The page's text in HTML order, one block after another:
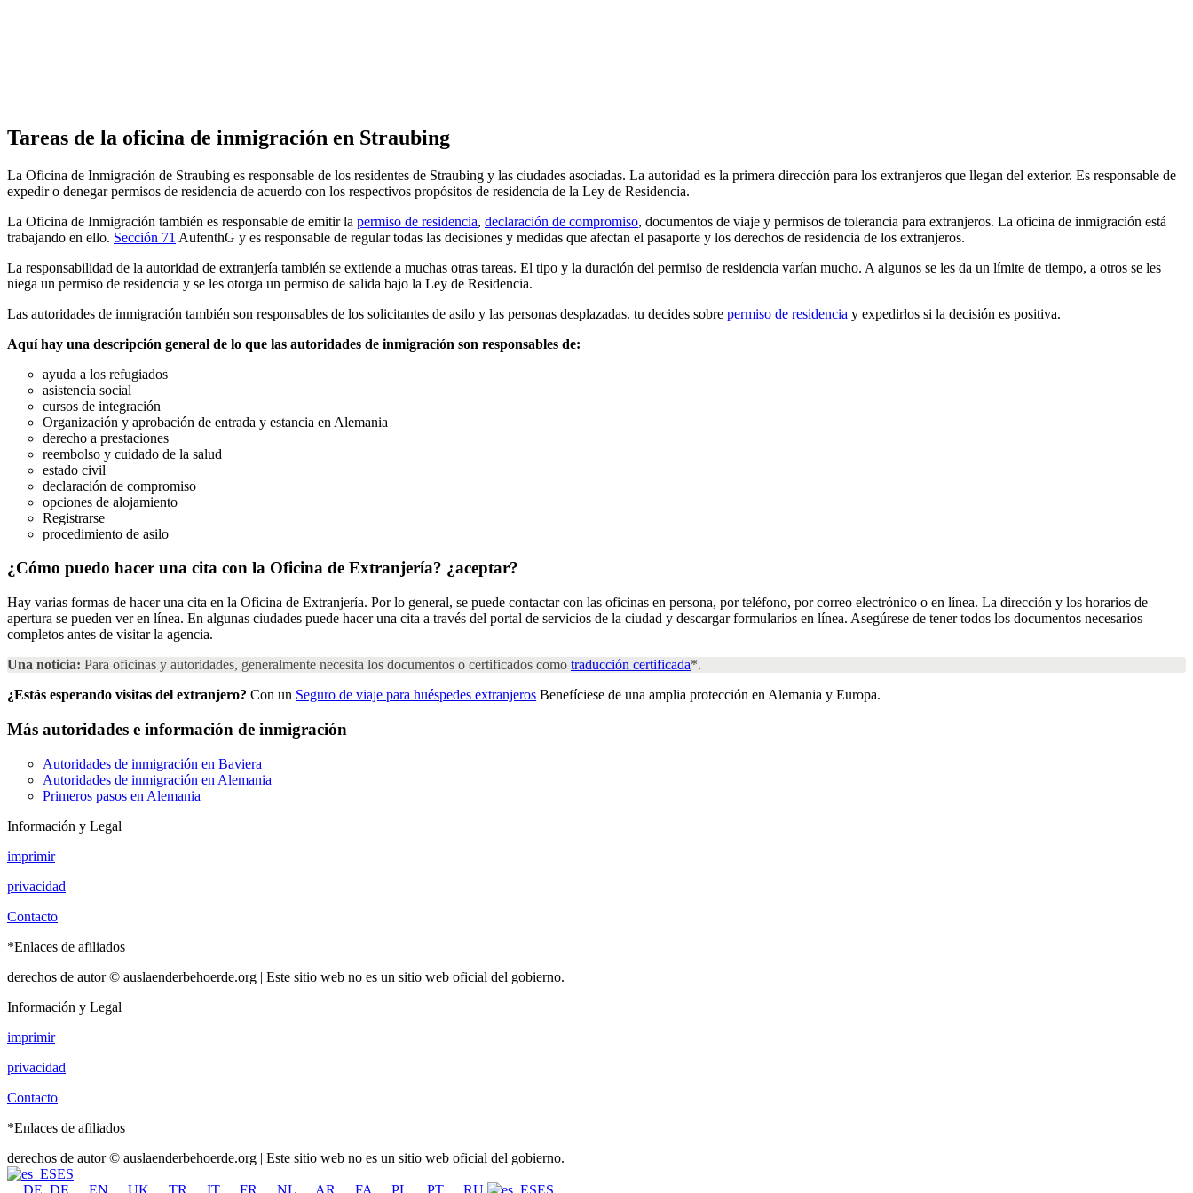
Tareas de la oficina de inmigración en Straubing
La Oficina de Inmigración de Straubing es responsable de los residentes de Straubing y las ciudades asociadas. La autoridad es la primera dirección para los extranjeros que llegan del exterior. Es responsable de
expedir o denegar permisos de residencia de acuerdo con los respectivos propósitos de residencia de la Ley de Residencia.
La Oficina de Inmigración también es responsable de emitir la permiso de residencia, declaración de compromiso, documentos de viaje y permisos de tolerancia para extranjeros. La oficina de inmigración está
trabajando en ello. Sección 71 AufenthG y es responsable de regular todas las decisiones y medidas que afectan el pasaporte y los derechos de residencia de los extranjeros.
La responsabilidad de la autoridad de extranjería también se extiende a muchas otras tareas. El tipo y la duración del permiso de residencia varían mucho. A algunos se les da un límite de tiempo, a otros se les
niega un permiso de residencia y se les otorga un permiso de salida bajo la Ley de Residencia.
Las autoridades de inmigración también son responsables de los solicitantes de asilo y las personas desplazadas. tu decides sobre permiso de residencia y expedirlos si la decisión es positiva.
Aquí hay una descripción general de lo que las autoridades de inmigración son responsables de:
ayuda a los refugiados
asistencia social
cursos de integración
Organización y aprobación de entrada y estancia en Alemania
derecho a prestaciones
reembolso y cuidado de la salud
estado civil
declaración de compromiso
opciones de alojamiento
Registrarse
procedimiento de asilo
¿Cómo puedo hacer una cita con la Oficina de Extranjería? ¿aceptar?
Hay varias formas de hacer una cita en la Oficina de Extranjería. Por lo general, se puede contactar con las oficinas en persona, por teléfono, por correo electrónico o en línea. La dirección y los horarios de
apertura se pueden ver en línea. En algunas ciudades puede hacer una cita a través del portal de servicios de la ciudad y descargar formularios en línea. Asegúrese de tener todos los documentos necesarios
completos antes de visitar la agencia.
Una noticia: Para oficinas y autoridades, generalmente necesita los documentos o certificados como traducción certificada*.
¿Estás esperando visitas del extranjero? Con un Seguro de viaje para huéspedes extranjeros Benefíciese de una amplia protección en Alemania y Europa.
Más autoridades e información de inmigración
Autoridades de inmigración en Baviera
Autoridades de inmigración en Alemania
Primeros pasos en Alemania
Información y Legal
imprimir
privacidad
Contacto
*Enlaces de afiliados
derechos de autor © auslaenderbehoerde.org | Este sitio web no es un sitio web oficial del gobierno.
Información y Legal
imprimir
privacidad
Contacto
*Enlaces de afiliados
derechos de autor © auslaenderbehoerde.org | Este sitio web no es un sitio web oficial del gobierno.
ES
DE_DE
EN UK TR IT FR NL AR FA PL PT RU ES